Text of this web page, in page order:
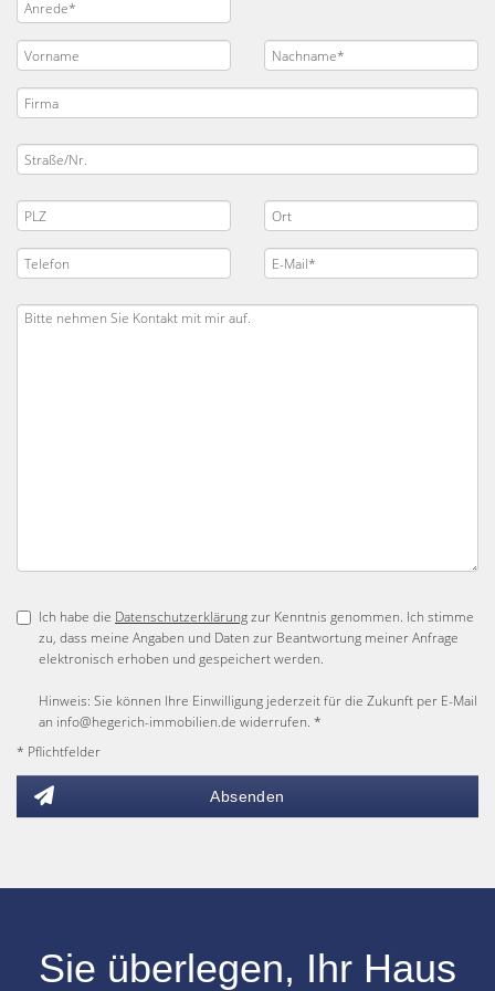
Ich habe die Datenschutzerklärungzur Kenntnis genommen. Ich stimme
zu, dass meine Angaben und Daten zur Beantwortung meiner Anfrage
elektronisch erhoben und gespeichert werden.
Hinweis: Sie können Ihre Einwilligung jederzeit für die Zukunft per E-Mail
an info@hegerich-immobilien.de widerrufen. *
* Pflichtfelder
Absenden
Sie überlegen, Ihr Haus